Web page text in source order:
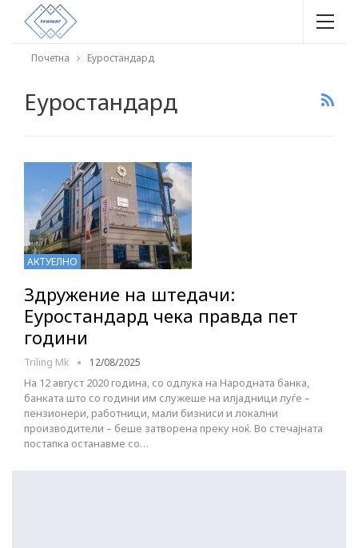
Почетна Еуростандард
Еуростандард
АКТУЕЛНО
Здружение на штедачи:
Еуростандард чека правда пет
години
Triling Mk 12/08/2025
На 12 август 2020 година, со одлука на Народната банка,
банката што со години им служеше на илјадници луѓе –
пензионери, работници, мали бизниси и локални
производители – беше затворена преку ноќ. Во стечајната
постапка останавме со…